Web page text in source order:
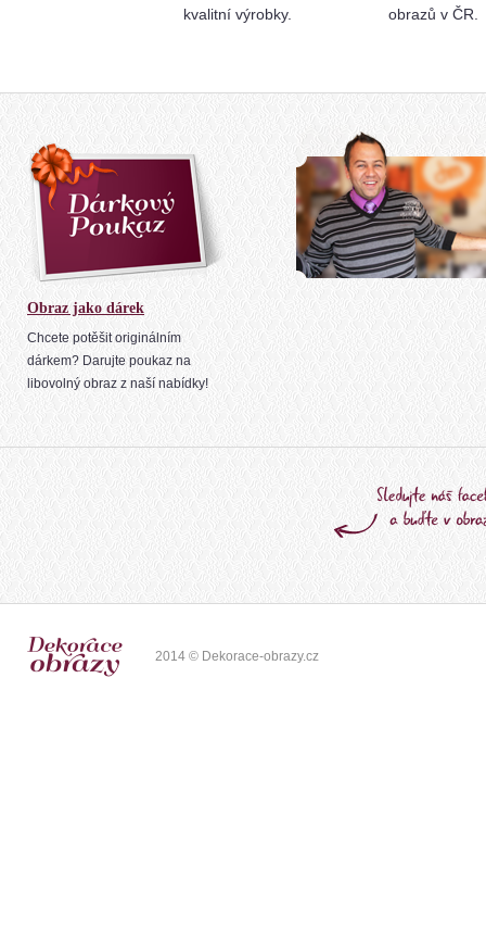
kvalitní výrobky. obrazů v ČR.
Obraz jako dárek
Chcete potěšit originálním
dárkem? Darujte poukaz na
libovolný obraz z naší nabídky!
2014 © Dekorace-obrazy.cz